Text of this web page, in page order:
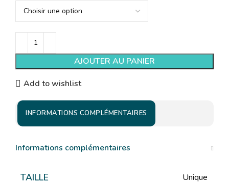
AJOUTER AU PANIER
Add to wishlist
INFORMATIONS COMPLÉMENTAIRES
Informations complémentaires
TAILLE Unique